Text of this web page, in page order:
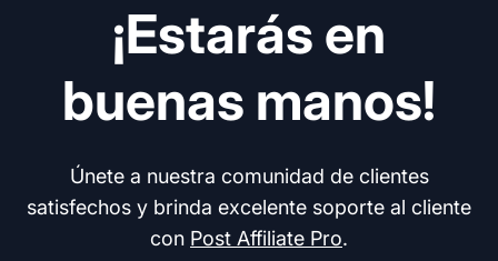
¡Estarás en
buenas manos!
Únete a nuestra comunidad de clientes
satisfechos y brinda excelente soporte al cliente
con Post Affiliate Pro.